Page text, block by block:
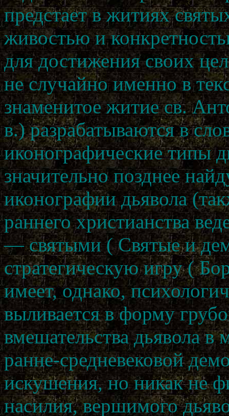
предстает в житиях
живостью и
для достижения своих
не случайно именно в
знаменитое житие св.
в.) разрабатываются в
иконографические типы
значительно позднее
иконографии дьявола
раннего христианства
— святыми ( Святые и
стратегическую игру (
имеет, однако,
выливается в форму
вмешательства дьявола в
ранне-средневековой
искушения, но никак не
насилия, вершимого